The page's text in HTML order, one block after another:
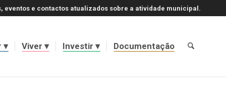
eventos e contactos atualizados sobre a atividade municipal.
Viver Investir Documentação